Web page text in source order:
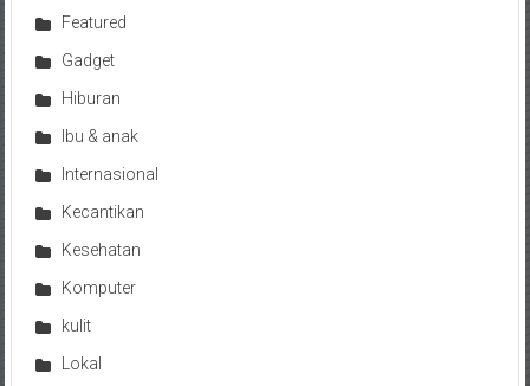
Featured
Gadget
Hiburan
Ibu & anak
Internasional
Kecantikan
Kesehatan
Komputer
kulit
Lokal